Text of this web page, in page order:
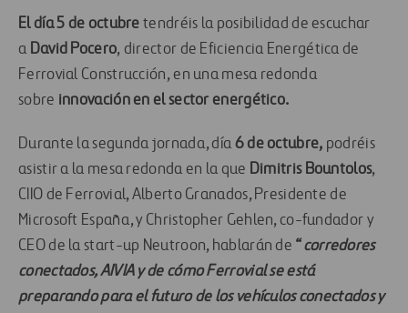
El día 5 de octubre tendréis la posibilidad de escuchar
a David Pocero, director de Eficiencia Energética de
Ferrovial Construcción, en una mesa redonda
sobre innovación en el sector energético.
Durante la segunda jornada, día 6 de octubre, podréis
asistir a la mesa redonda en la que Dimitris Bountolos,
CIIO de Ferrovial, Alberto Granados, Presidente de
Microsoft España, y Christopher Gehlen, co-fundador y
CEO de la start-up Neutroon, hablarán de “corredores
conectados, AIVIA y de cómo Ferrovial se está
preparando para el futuro de los vehículos conectados y